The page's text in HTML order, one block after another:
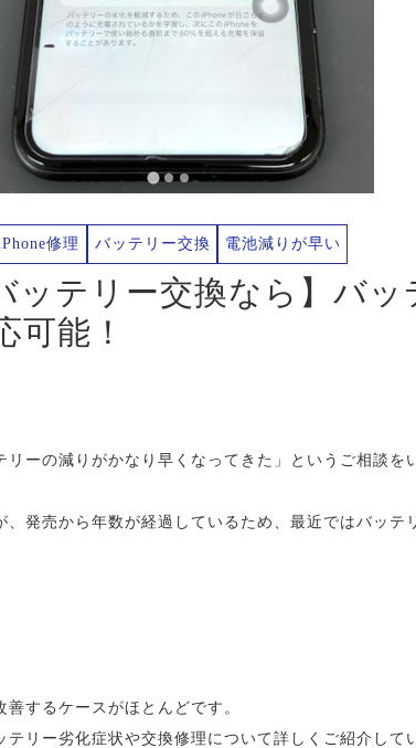
修理 バッテリー交換 電池減りが早い
ッテリー交換なら】バ
可能！
ーの減りがかなり早くなってきた」というご相談を
発売から年数が経過しているため、最近ではバッテ
するケースがほとんどです。
リー劣化症状や交換修理について詳しくご紹介して